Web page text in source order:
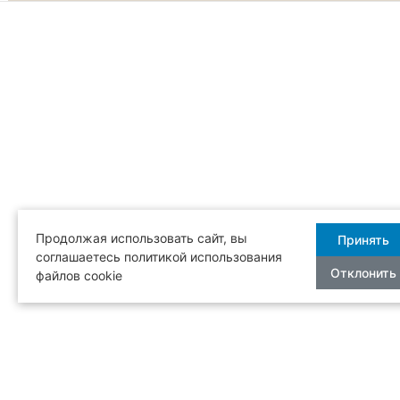
Продолжая использовать сайт, вы
соглашаетесь политикой использования
файлов cookie
Принять
Отклонить